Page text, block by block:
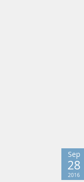
Sep
28
2016